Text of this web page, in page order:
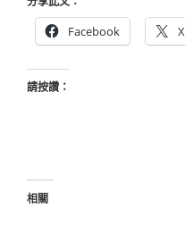
Facebook
X
請按讚：
相關